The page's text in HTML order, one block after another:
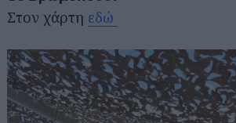
Στον χάρτη εδώ